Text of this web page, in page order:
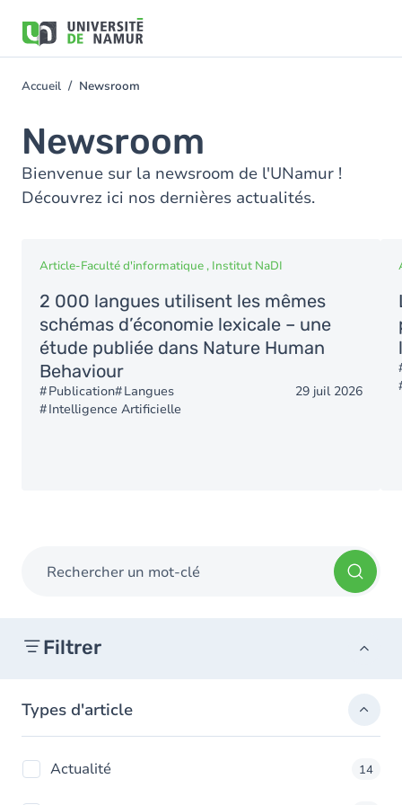
contenu
You
here
Accueil Newsroom
Newsroom
Bienvenue sur la newsroom de l'UNamur !
Découvrez ici nos dernières actualités.
Article-Faculté d'informatique , Institut NaDI
2 000 langues utilisent les mêmes
schémas d’économie lexicale – une
étude publiée dans Nature Human
Behaviour
Publication Langues
Intelligence Artificielle
29 juil 2026
Rechercher un mot-clé
Filtrer
Types d'article
Actualité 14